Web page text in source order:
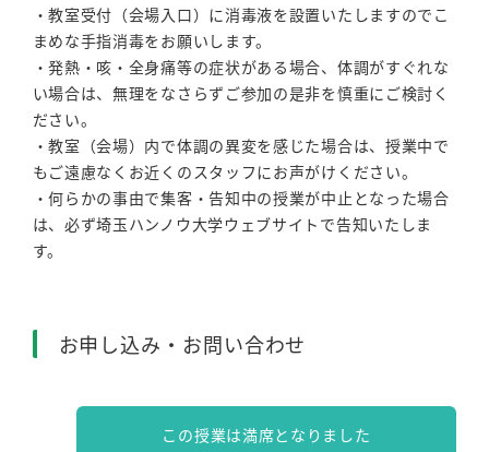
・教室受付（会場入口）に消毒液を設置いたしますのでこ
まめな手指消毒をお願いします。
・発熱・咳・全身痛等の症状がある場合、体調がすぐれな
い場合は、無理をなさらずご参加の是非を慎重にご検討く
ださい。
・教室（会場）内で体調の異変を感じた場合は、授業中で
もご遠慮なくお近くのスタッフにお声がけください。
・何らかの事由で集客・告知中の授業が中止となった場合
は、必ず埼玉ハンノウ大学ウェブサイトで告知いたしま
す。
お申し込み・お問い合わせ
この授業は満席となりました